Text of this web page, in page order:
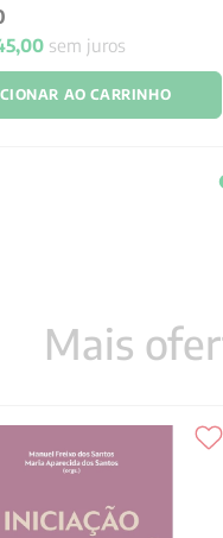
,00 sem juros
AO CARRINHO
Mais